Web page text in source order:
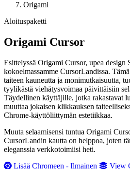
Origami
Aloituspaketti
Origami Cursor
Esittelyssä Origami Cursor, upea design
kokoelmassamme CursorLandissa.
taiteen kauneutta ja monimutkaisuutta,
tyylikästä viehätysvoimaa päivittäisiin
Täydellinen käyttäjille, jotka rakastavat
muuttaa jokaisen klikkauksen
Chrome-käyttöliittymän estetiikkaa.
Muuta selaamisensi tuntua Origami
CursorLandin kautta on helppoa, joten
eleganssia verkkotoimiisi heti.
Lisää Chromeen - Ilmainen
View